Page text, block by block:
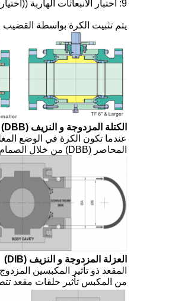
9: اختبار الانبعاثات الهاربة ((اختياري)
يتم تثبيت الكرة بواسطة القضيب والجذع للحجم 4 ′′ وأصغر. دعم
الكتلة المزدوجة و النزيف (DBB)
عندما تكون الكرة في الوضع
المحاصر (DBB) من خلال الصمام التنفيسي والتهويةوظيفة الحجب المزدوج والنزيف تجعل من الممكن غسل الصمام تحت الضغط والتحقق من أن المقعد يتم إغلاق بشكل صحيح.
العزلة المزدوجة و النزيف (DIB)
المقعد ذو تأثير المكبسين
من المكبس تأثير حلقات مقعد